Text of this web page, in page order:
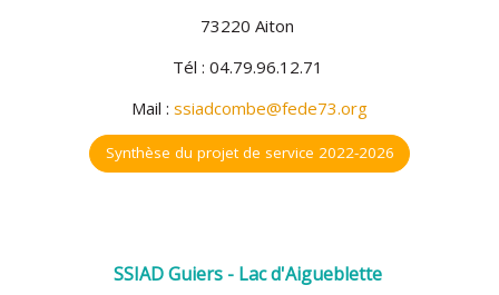
73220 Aiton
Tél : 04.79.96.12.71
Mail : ssiadcombe@fede73.org
Synthèse du projet de service 2022-2026
SSIAD Guiers - Lac d'Aigueblette